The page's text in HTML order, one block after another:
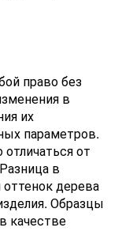
право без
в
их
параметров.
от
в
оттенок дерева
Образцы
качестве